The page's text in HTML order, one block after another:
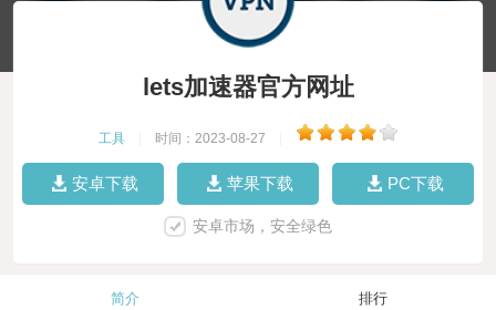
lets加速器官方网址
工具 时间：2023-08-27
安卓下载 苹果下载 PC下载
安卓市场，安全绿色
简介 排行